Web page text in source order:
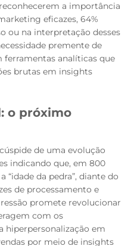
a importância
eficazes, 64%
ou na interpretação desses
premente de
analíticas que
brutas em insights
o próximo
de uma evolução
indicando que, em 800
“idade da pedra”, diante do
de processamento e
promete revolucionar
com os
em
por meio de insights